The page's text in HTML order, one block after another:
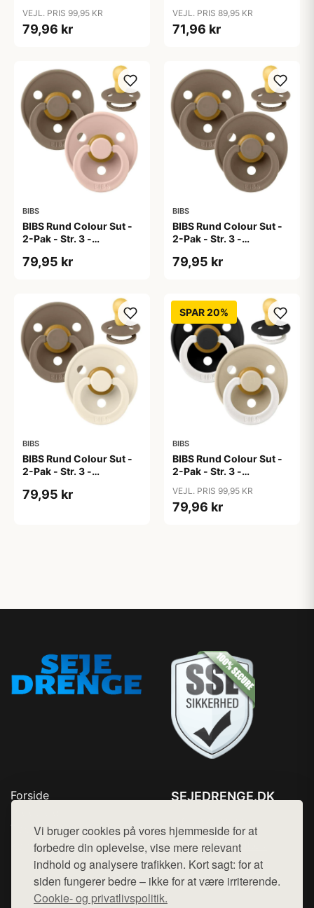
Vi bruger cookies på vores hjemmeside for at
forbedre din oplevelse, vise mere relevant
indhold og analysere trafikken. Kort sagt: for at
siden fungerer bedre – ikke for at være irriterende.
Cookie- og privatlivspolitik.
Bumblebee Studio -
Breeze Mix
VEJL. PRIS 99,95 KR
79,96 kr
Cloud/Black
VEJL. PRIS 89,95 KR
71,96 kr
BIBS
BIBS Rund Colour Sut -
2-Pak - Str. 3 -
Oak/Blush
79,95 kr
BIBS
BIBS Rund Colour Sut -
2-Pak - Str. 3 -
Oak/Dark Oak
79,95 kr
BIBS
BIBS Rund Colour Sut -
2-Pak - Str. 3 -
Oak/Ivory
79,95 kr
SPAR 20%
BIBS
BIBS Rund Colour Sut -
2-Pak - Str. 3 -
Black/Vanilla
VEJL. PRIS 99,95 KR
79,96 kr
Forside
Top Rabatter
Kontakt
SEJEDRENGE.DK
Mail: hej@want.dk
Cookie- og privatlivspolitik